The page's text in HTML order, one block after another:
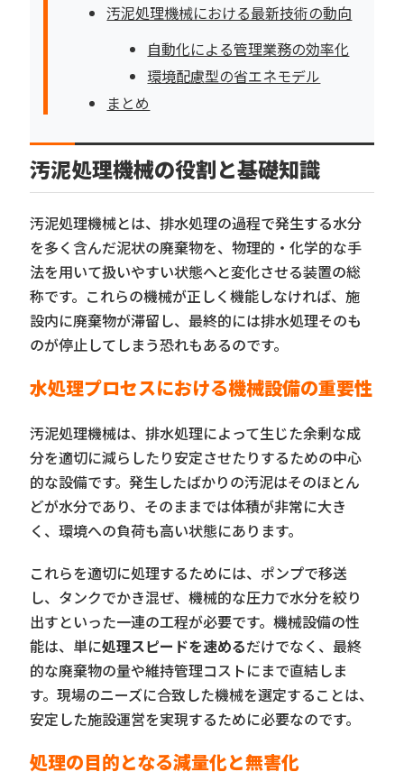
汚泥処理機械における最新技術の動向
自動化による管理業務の効率化
環境配慮型の省エネモデル
まとめ
汚泥処理機械の役割と基礎知識
汚泥処理機械とは、排水処理の過程で発生する水分
を多く含んだ泥状の廃棄物を、物理的・化学的な手
法を用いて扱いやすい状態へと変化させる装置の総
称です。これらの機械が正しく機能しなければ、施
設内に廃棄物が滞留し、最終的には排水処理そのも
のが停止してしまう恐れもあるのです。
水処理プロセスにおける機械設備の重要性
汚泥処理機械は、排水処理によって生じた余剰な成
分を適切に減らしたり安定させたりするための中心
的な設備です。発生したばかりの汚泥はそのほとん
どが水分であり、そのままでは体積が非常に大き
く、環境への負荷も高い状態にあります。
これらを適切に処理するためには、ポンプで移送
し、タンクでかき混ぜ、機械的な圧力で水分を絞り
出すといった一連の工程が必要です。機械設備の性
能は、単に処理スピードを速めるだけでなく、最終
的な廃棄物の量や維持管理コストにまで直結しま
す。現場のニーズに合致した機械を選定することは、
安定した施設運営を実現するために必要なのです。
処理の目的となる減量化と無害化